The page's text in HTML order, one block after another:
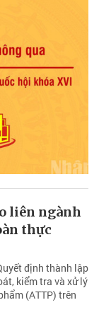
liên ngành
thực
định thành lập
kiểm tra và xử lý
(ATTP) trên